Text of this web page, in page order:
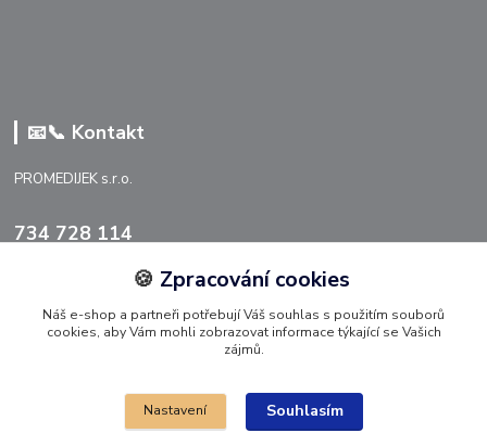
📧📞 Kontakt
PROMEDIJEK s.r.o.
734 728 114
info@promedijek.cz
🍪 Zpracování cookies
Náš e-shop a partneři potřebují Váš souhlas s použitím souborů
cookies, aby Vám mohli zobrazovat informace týkající se Vašich
zájmů.
Nastavení Souhlasím